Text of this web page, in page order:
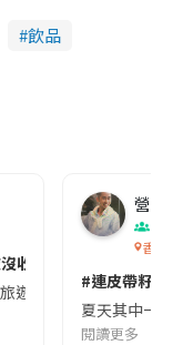
飲品
收😱出發前切記檢查
旅遊的民眾，近期要
營養
香港
#連皮帶籽
夏天其中一
閱讀更多